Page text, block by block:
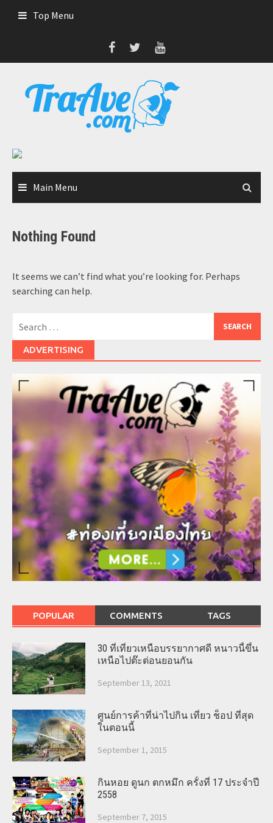
Top Menu
Main Menu
Nothing Found
It seems we can’t find what you’re looking for. Perhaps
searching can help.
ADVERTISING
POPULAR COMMENTS TAGS
30 ที่เที่ยวเหนือบรรยากาศดี หนาวนี้ขึ้น
เหนือไปต๊ะต่อนยอนกัน
September 13, 2021
ศูนย์การค้าที่น่าไปกิน เที่ยว ช็อป ที่สุด
ในตอนนี้
September 1, 2015
กินหอย ดูนก ตกหมึก ครั้งที่ 17 ประจำปี
2558
September 7, 2015